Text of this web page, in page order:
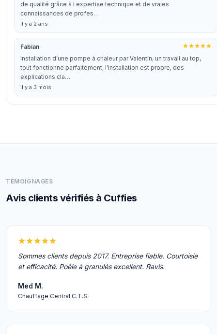
de qualité grâce à l expertise technique et de vraies
connaissances de profes…
il y a 2 ans
Fabian
Installation d’une pompe à chaleur par Valentin, un travail au top,
tout fonctionne parfaitement, l’installation est propre, des
explications cla…
il y a 3 mois
TÉMOIGNAGES
Avis clients vérifiés à Cuffies
Sommes clients depuis 2017. Entreprise fiable. Courtoisie
et efficacité. Poêle à granulés excellent. Ravis.
Med M.
Chauffage Central C.T.S.